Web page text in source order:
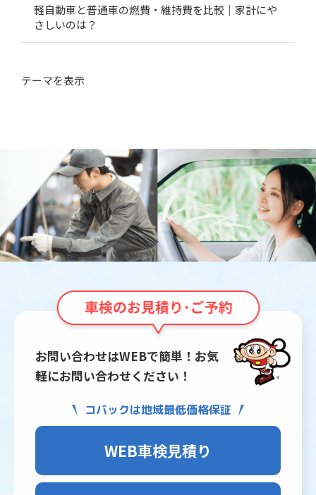
軽自動車と普通車の燃費・維持費を比較｜家計にや
さしいのは？
テーマを表示
お問い合わせはWEBで簡単！お気
軽にお問い合わせください！
コバックは地域最低価格保証
WEB車検見積り